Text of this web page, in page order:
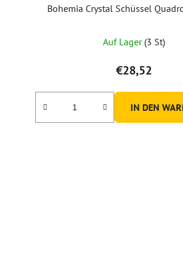
Bohemia Crystal Schüssel
Auf Lager (3 St)
€28,52
IN DEN